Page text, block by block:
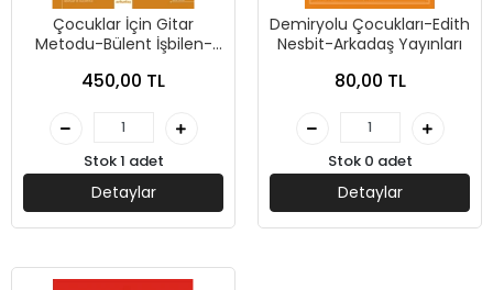
Çocuklar İçin Gitar
Metodu-Bülent İşbilen-
450,00 TL
Stok 1 adet
Detaylar
Demiryolu Çocukları-Edith
Nesbit-Arkadaş Yayınları
80,00 TL
Stok 0 adet
Detaylar